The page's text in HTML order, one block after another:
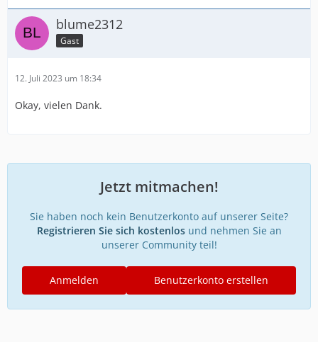
blume2312
Gast
12. Juli 2023 um 18:34
Okay, vielen Dank.
Jetzt mitmachen!
Sie haben noch kein Benutzerkonto auf unserer Seite?
Registrieren Sie sich kostenlosund nehmen Sie an
unserer Community teil!
Benutzerkonto erstellen
Anmelden